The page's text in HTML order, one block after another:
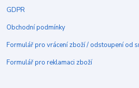
GDPR
Obchodní podmínky
Formulář pro vrácení zboží / odstoupení od
Formulář pro reklamaci zboží